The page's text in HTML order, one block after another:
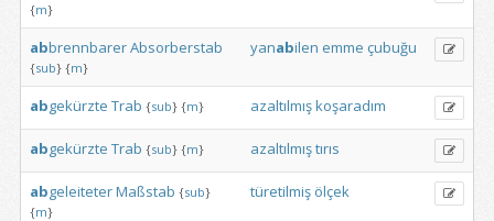
{m}
abbrennbarerAbsorberstab
{sub} {m}
yanabilen emme çubuğu
abgekürzte Trab {sub} {m} azaltılmışkoşaradım
abgekürzte Trab {sub} {m} azaltılmıştırıs
abgeleiteterMaßstab {sub}
{m}
türetilmiş ölçek